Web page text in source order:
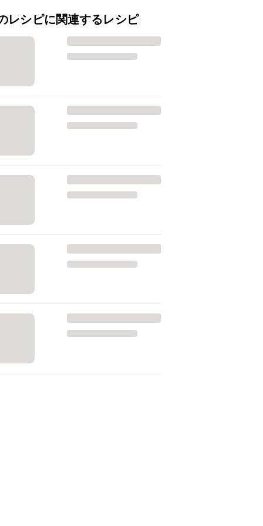
レシピに関連するレシピ